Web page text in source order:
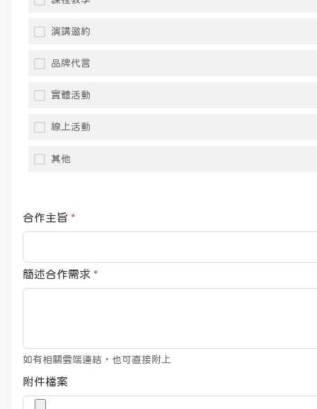
演講邀約
品牌代言
實體活動
線上活動
其他
合作主旨 *
簡述合作需求 *
如有相關雲端連結，也可直接附上
附件檔案